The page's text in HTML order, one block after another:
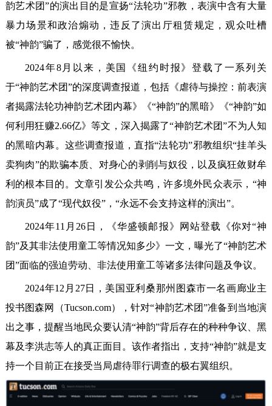
韵艺术团”的演出目的是宣扬“法轮功”邪教，表演中含有大量
暴力场景和政治煽动，违反了演出厅租赁规定，观众吐槽
被“神韵”骗了，感觉很不愉快。
2024年8月以来，美国《纽约时报》登载了一系列关
于“神韵艺术团”的深度调查报道，包括《虐待与操控：前表演
者揭露法轮功神韵艺术团内幕》《“神韵”的黑暗》《“神韵”如
何利用狂赚2.66亿》等文，深入揭露了“神韵艺术团”不为人知
的黑暗内幕。这些调查报道，直指“法轮功”邪教组织“挂羊头
卖狗肉”的欺骗本质、对身心的剥削与奴役，以及疯狂敛财牟
利的根本目的。文章引发公众共鸣，许多境外民众表示，“神
韵演员”成了“现代奴役”，“永远不会支持这样的演出”。
2024年11月26日，《华盛顿邮报》网站登载《你对“神
韵”及其非法使用童工等情况知多少》一文，曝光了“神韵艺术
团”面临的强迫劳动、非法使用童工等诸多法律问题及争议。
2024年12月27日，美国亚利桑那州图森市一名画廊业主
投书图森网（Tucson.com），针对“神韵艺术团”准备到当地演
出之事，提醒当地民众要认清“神韵”背后存在的种种争议、黑
幕及李洪志等人的真正面目。该作者指出，支持“神韵”就是支
持一个目前正在接受当局虐待罪行调查的极右翼组织。